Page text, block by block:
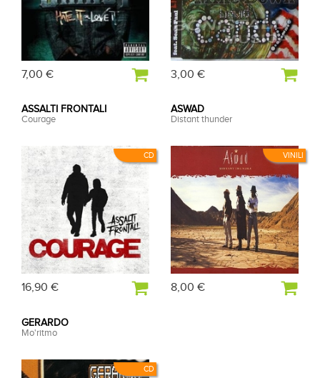
7,00 € 3,00 €
CD
ASSALTI FRONTALI
Courage
16,90 €
VINILI
ASWAD
Distant thunder
8,00 €
CD
GERARDO
Mo'ritmo